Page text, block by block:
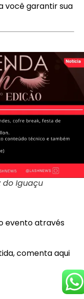
você garantir sua
do Iguaçu
evento através
comenta aqui